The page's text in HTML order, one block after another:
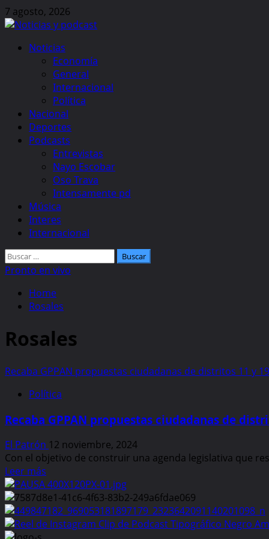
Skip
to
7 agosto, 2026
PrimaryNoticias
Economía
General
Internacional
Política
Nacional
Deportes
Podcasts
Entrevistas
Nayo Escobar
Oso Trava
Intensamente pd
Música
Interes
Internacional
Buscar:
Pronto en vivo
Home
Rosales
Rosales
Recaba GPPAN propuestas ciudadanas de distritos 11 y
Política
Recaba GPPAN propuestas ciudadanas de
El Patrón 12 noviembre, 2024
Con el objetivo de construir una agenda legislativa que
Leer más
more
about
Recaba
GPPAN